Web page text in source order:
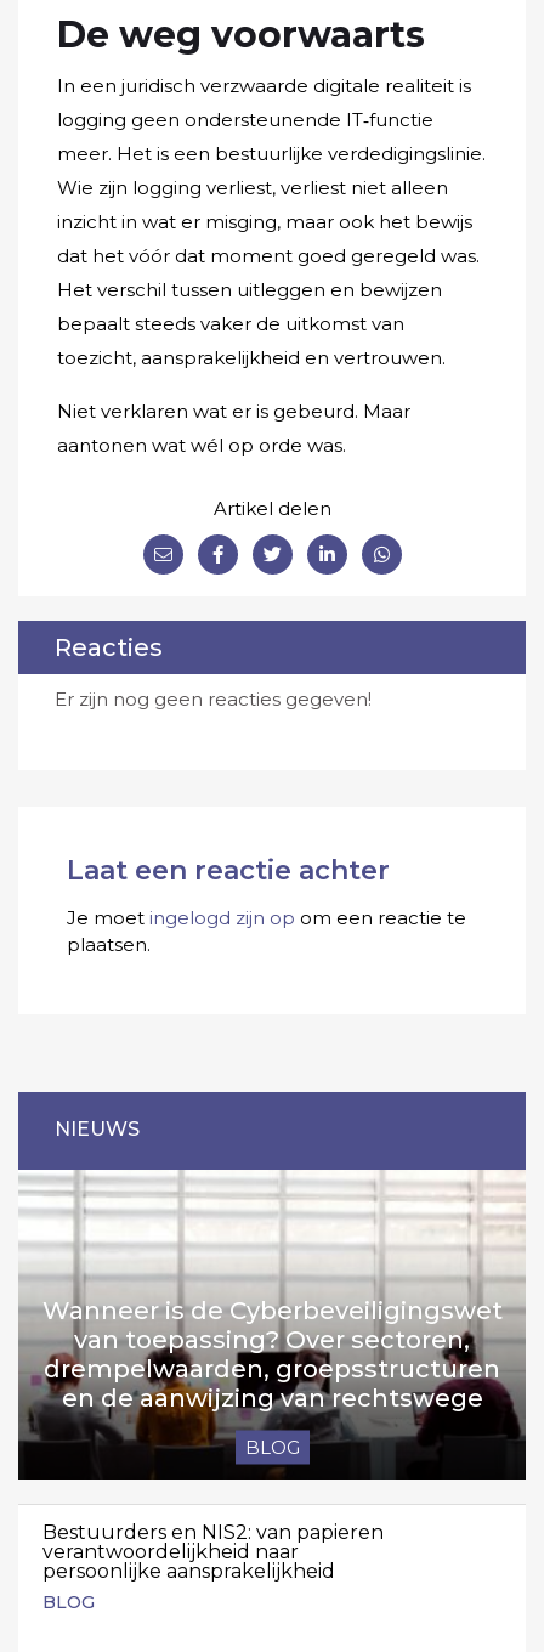
De weg voorwaarts
In een juridisch verzwaarde digitale realiteit is
logging geen ondersteunende IT‑functie
meer. Het is een bestuurlijke verdedigingslinie.
Wie zijn logging verliest, verliest niet alleen
inzicht in wat er misging, maar ook het bewijs
dat het vóór dat moment goed geregeld was.
Het verschil tussen uitleggen en bewijzen
bepaalt steeds vaker de uitkomst van
toezicht, aansprakelijkheid en vertrouwen.
Niet verklaren wat er is gebeurd. Maar
aantonen wat wél op orde was.
Artikel delen
Reacties
Er zijn nog geen reacties gegeven!
Laat een reactie achter
Je moet ingelogd zijn op om een reactie te
plaatsen.
NIEUWS
Wanneer is de Cyberbeveiligingswet
van toepassing? Over sectoren,
drempelwaarden, groepsstructuren
en de aanwijzing van rechtswege
BLOG
Bestuurders en NIS2: van papieren
verantwoordelijkheid naar
persoonlijke aansprakelijkheid
BLOG